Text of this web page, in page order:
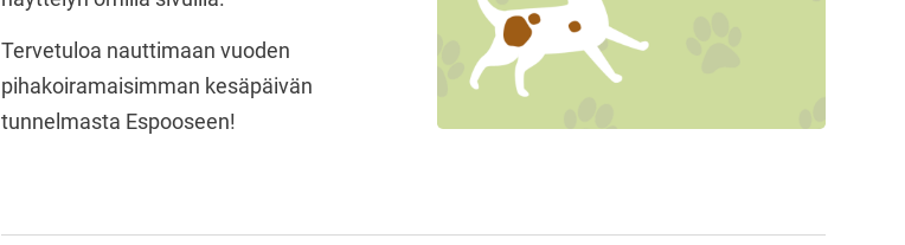
Tervetuloa nauttimaan vuoden
pihakoiramaisimman kesäpäivän
tunnelmasta Espooseen!